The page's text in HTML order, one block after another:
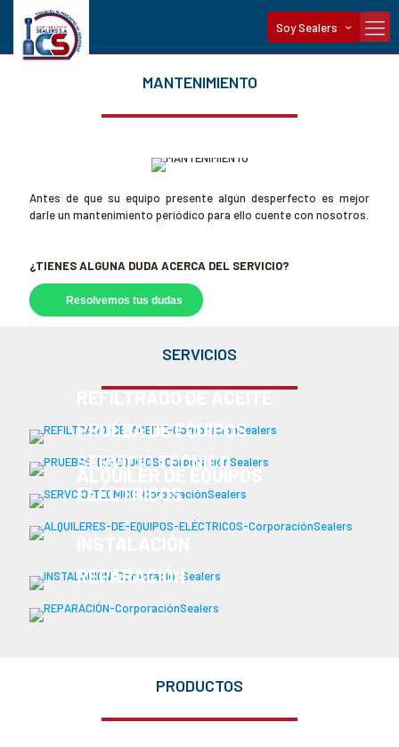
Soy Sealers
MANTENIMIENTO
Antes de que su equipo presente algún desperfecto es mejor
darle un mantenimiento periódico para ello cuente con nosotros.
¿TIENES ALGUNA DUDA ACERCA DEL SERVICIO?
Resolvemos tus dudas
SERVICIOS
REFILTRADO DE ACEITE
PRUEBA DE EQUIPOS
SERVICIO TÉCNICO
ALQUILER DE EQUIPOS
ELÉCTRICOS
REPARACIÓN
PRODUCTOS